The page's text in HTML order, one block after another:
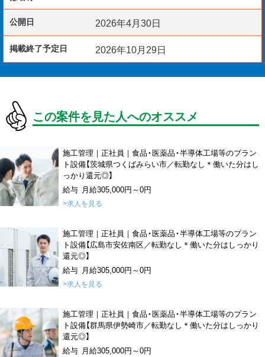
公開日 2026年4月30日
掲載終了予定日 2026年10月29日
この案件を見た人へのオススメ
施工管理｜正社員｜食品・医薬品・半導体工場等のプラン
ト設備【茨城県つくばみらい市／転勤なし＊働いた分はし
っかり還元◎】
給与 月給305,000円～0円
>求人を見る
施工管理｜正社員｜食品・医薬品・半導体工場等のプラン
ト設備【広島市安佐南区／転勤なし＊働いた分はしっかり
還元◎】
給与 月給305,000円～0円
>求人を見る
施工管理｜正社員｜食品・医薬品・半導体工場等のプラン
ト設備【群馬県伊勢崎市／転勤なし＊働いた分はしっかり
還元◎】
給与 月給305,000円～0円